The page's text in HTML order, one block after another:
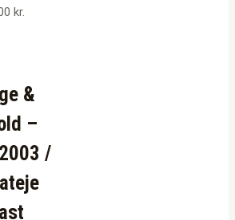
kr.
&
–
/